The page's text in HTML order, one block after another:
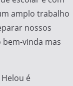
amplo trabalho
nossos
vinda mas
é